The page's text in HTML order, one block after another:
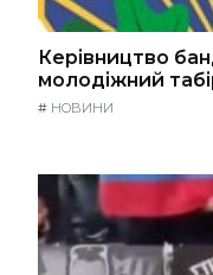
Керівництво
молодіжний
# НОВИНИ